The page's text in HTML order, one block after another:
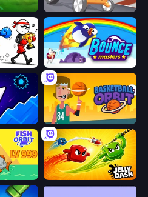
Draw Crash Race
Bouncemasters
Basketball Orbit
Jelly Dash